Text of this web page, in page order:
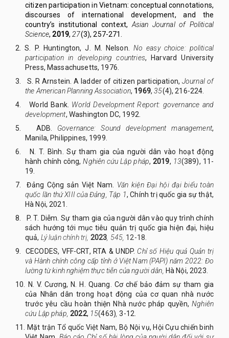
citizen participation in Vietnam: conceptual connotations,
discourses of international development, and the
country’s institutional context, Asian Journal of Political
Science,2019, 27(3), 257-271.
2.
S. P. Huntington, J. M. Nelson. No easy choice: political
participation in developing countries, Harvard University
Press, Massachusetts, 1976.
3.
S. R Arnstein. A ladder of citizen participation, Journal of
the American Planning Association, 1969,35(4), 216-224.
4.
World Bank. World Development Report: governance and
development, Washington DC, 1992.
5.
ADB. Governance: Sound development management,
Manila, Philippines, 1999.
6.
N. T. Bình.Sự tham gia của người dân vào hoạt động
hành chính công,Nghiên cứu Lập pháp,2019, 13(389), 11-
19.
7.
Đảng Cộng sản Việt Nam. Văn kiện Đại hội đại biểu toàn
quốc lần thứ XIII của Đảng, Tập 1, Chính trị quốc gia sự thật,
Hà Nội, 2021.
8.
P. T. Diễm. Sự tham gia của người dân vào quy trình chính
sách hướng tới mục tiêu quản trị quốc gia hiện đại, hiệu
quả, Lý luận chính trị, 2023 , 545, 12-18.
9.
CECODES, VFF-CRT, RTA & UNDP. Chỉ số Hiệu quả Quản trị
và Hành chính công cấp tỉnh ở Việt Nam (PAPI) năm 2022: Đo
lường từ kinh nghiệm thực tiễn của người dân, Hà Nội, 2023.
10.
N. V. Cương, N. H. Quang. Cơ chế bảo đảm sự tham gia
của Nhân dân trong hoạt động của cơ quan nhà nước
trước yêu cầu hoàn thiện Nhà nước pháp quyền,Nghiên
cứu Lập pháp,2022, 15(463) ,3-12.
11.
Mặt trận Tổ quốc Việt Nam, Bộ Nội vụ, Hội Cựu chiến binh